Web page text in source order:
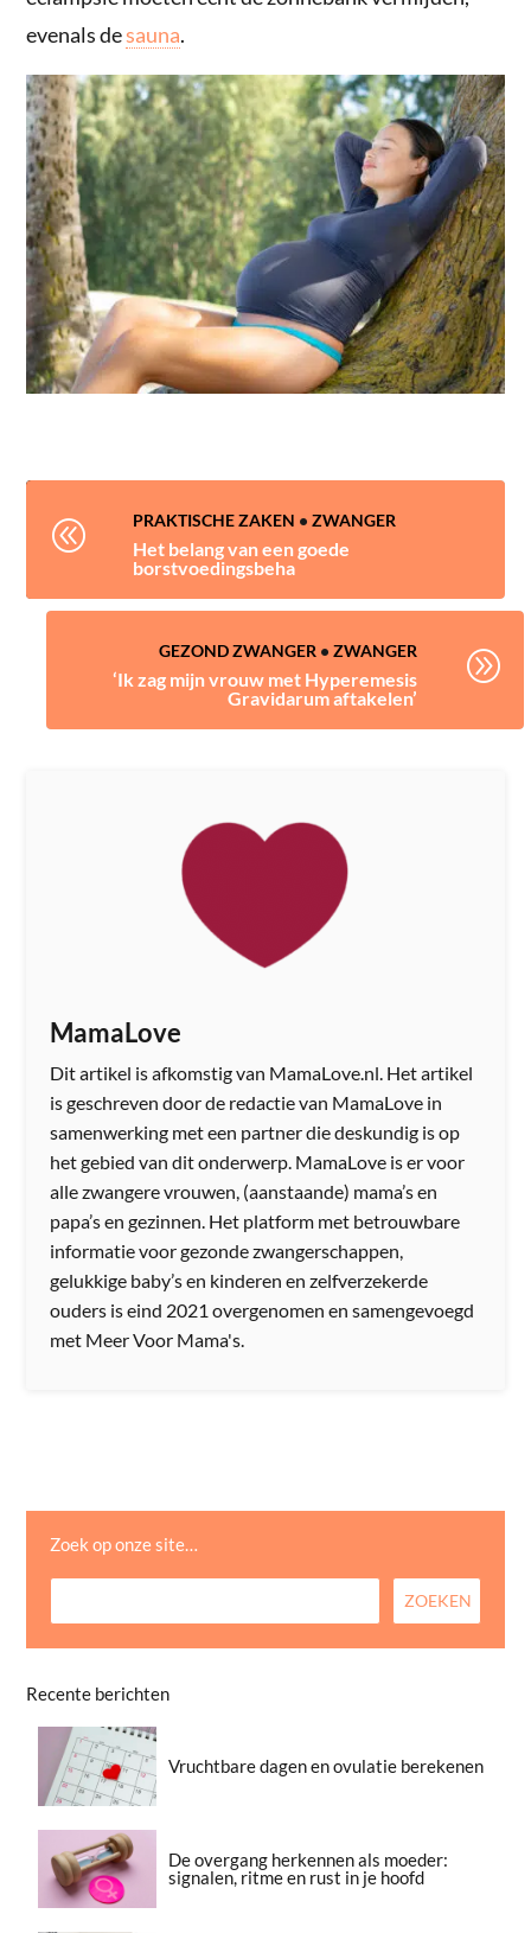
evenals desauna.
@ PRAKTISCHE ZAKEN •ZWANGER
Het belang van een goede
borstvoedingsbeha
GEZOND ZWANGER • ZWANGER
‘Ik zag mijn vrouw met Hyperemesis
Gravidarum aftakelen’
A
MamaLove
Dit artikel is afkomstig van MamaLove.nl. Het artikel
is geschreven door de redactie van MamaLove in
samenwerking met een partner die deskundig is op
het gebied van dit onderwerp. MamaLove is er voor
alle zwangere vrouwen, (aanstaande) mama’s en
papa’s en gezinnen. Het platform met betrouwbare
informatie voor gezonde zwangerschappen,
gelukkige baby’s en kinderen en zelfverzekerde
ouders is eind 2021 overgenomen en samengevoegd
met Meer Voor Mama's.
Zoek op onze site…
Recente berichten
Vruchtbare dagen en ovulatie berekenen
De overgang herkennen als moeder:
signalen, ritme en rust in je hoofd